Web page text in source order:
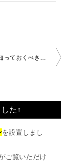
た↑
を設置しまし
ご覧いただけ